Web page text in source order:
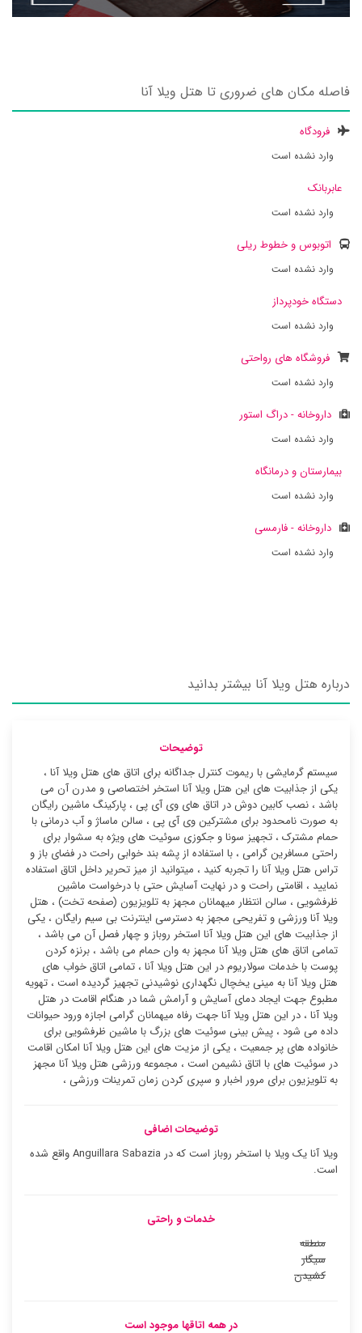
فاصله مکان های ضروری تا هتل ویلا آنا
فرودگاه
وارد نشده است
عابربانک
وارد نشده است
اتوبوس و خطوط ریلی
وارد نشده است
دستگاه خودپرداز
وارد نشده است
فروشگاه های رواحتی
وارد نشده است
داروخانه - دراگ استور
وارد نشده است
بیمارستان و درمانگاه
وارد نشده است
داروخانه - فارمسی
وارد نشده است
درباره هتل ویلا آنا بیشتر بدانید
توضیحات
سیستم گرمایشی با ریموت کنترل جداگانه برای اتاق های هتل ویلا آنا ،
یکی از جذابیت های این هتل ویلا آنا استخر اختصاصی و مدرن آن می
باشد ، نصب کابین دوش در اتاق های وی آی پی ، پارکینگ ماشین رایگان
به صورت نامحدود برای مشترکین وی آی پی ، سالن ماساژ و آب درمانی با
حمام مشترک ، تجهیز سونا و جکوزی سوئیت ‌های ویژه به سشوار برای
راحتی مسافرین گرامی ، با استفاده از پشه بند خوابی راحت در فضای باز و
تراس هتل ویلا آنا را تجربه کنید ، میتوانید از میز تحریر داخل اتاق استفاده
نمایید ، اقامتی راحت و در نهایت آسایش حتی با درخواست ماشین
ظرفشویی ، سالن انتظار میهمانان مجهز به تلویزیون (صفحه تخت) ، هتل
ویلا آنا ورزشی و تفریحی مجهز به دسترسی اینترنت بی سیم رایگان ، یکی
از جذابیت های این هتل ویلا آنا استخر روباز و چهار فصل آن می باشد ،
تمامی اتاق های هتل ویلا آنا مجهز به وان حمام می باشد ، برنزه کردن
پوست با خدمات سولاریوم در این هتل ویلا آنا ، تمامی اتاق خواب های
هتل ویلا آنا به مینی یخچال نگهداری نوشیدنی تجهیز گردیده است ، تهویه
مطبوع جهت ایجاد دمای آسایش و آرامش شما در هنگام اقامت در هتل
ویلا آنا ، در این هتل ویلا آنا جهت رفاه میهمانان گرامی اجازه ورود حیوانات
داده می شود ، پیش بینی سوئیت های بزرگ با ماشین ظرفشویی برای
خانواده های پر جمعیت ، یکی از مزیت های این هتل ویلا آنا امکان اقامت
در سوئیت ‌های با اتاق نشیمن است ، مجموعه ورزشی هتل ویلا آنا مجهز
به تلویزیون برای مرور اخبار و سپری کردن زمان تمرینات ورزشی ،
توضیحات اضافی
ویلا آنا یک ویلا با استخر روباز است که در Anguillara Sabazia واقع شده
است.
خدمات و راحتی
منطقه
سیگار
کشیدن
در همه اتاقها موجود است